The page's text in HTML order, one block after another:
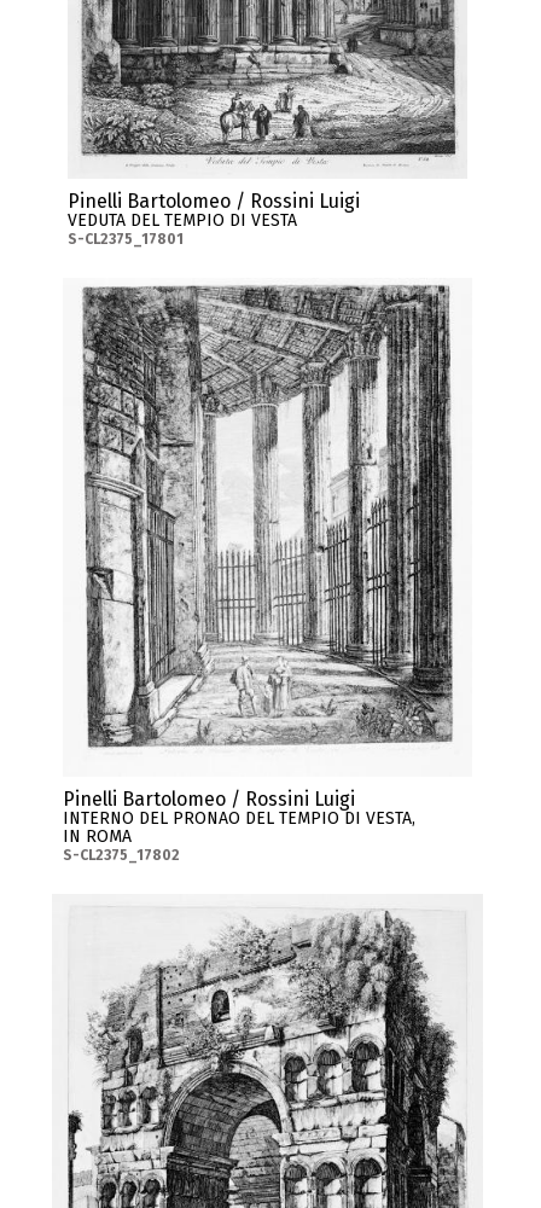
Pinelli Bartolomeo / Rossini Luigi
VEDUTA DEL TEMPIO DI VESTA
S-CL2375_17801
Pinelli Bartolomeo / Rossini Luigi
INTERNO DEL PRONAO DEL TEMPIO DI VESTA,
IN ROMA
S-CL2375_17802